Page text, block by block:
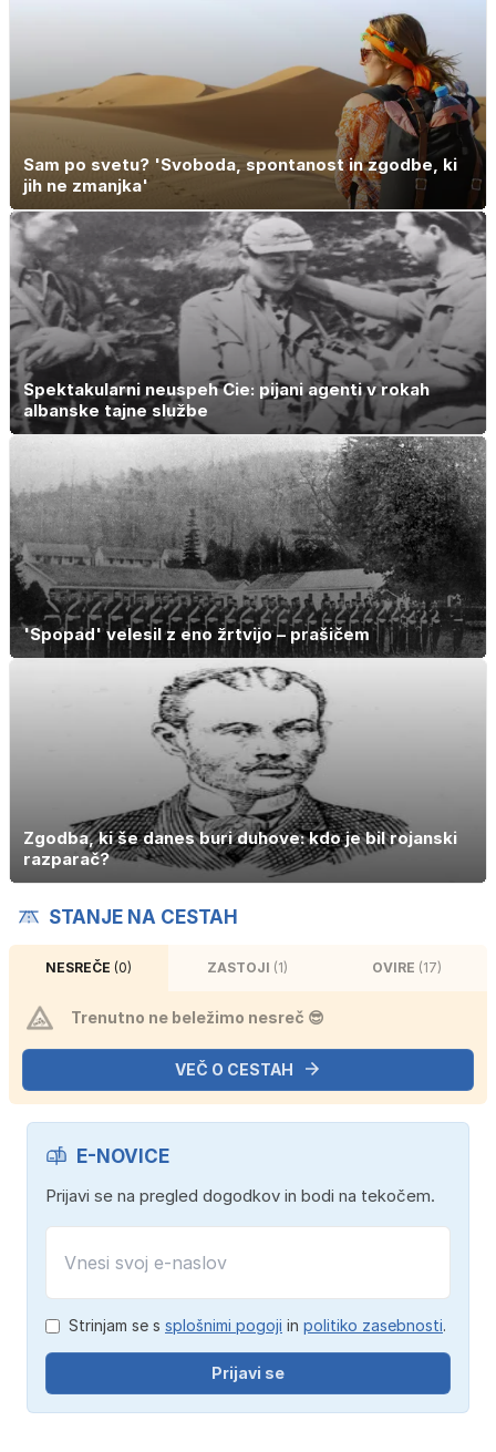
Sam po svetu? 'Svoboda, spontanost in zgodbe, ki
jih ne zmanjka'
Spektakularni neuspeh Cie: pijani agenti v rokah
albanske tajne službe
'Spopad' velesil z eno žrtvijo – prašičem
Zgodba, ki še danes buri duhove: kdo je bil rojanski
razparač?
STANJE NA CESTAH
NESREČE (0) ZASTOJI (1) OVIRE (17)
Trenutno ne beležimo nesreč 😎
VEČ O CESTAH
E-NOVICE
Prijavi se na pregled dogodkov in bodi na tekočem.
Strinjam se s splošnimi pogoji in politiko zasebnosti.
Prijavi se